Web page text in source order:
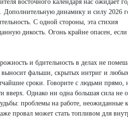
восточного календаря нас ожидает
динамику и силу 2026
С одной стороны, эта стихия
дикость. Огонь крайне опасен,
и бдительность в делах не
выносит фальши, скрытых интриг и
сроки. Говорите с людьми прямо,
вверх. Однако ни одна большая сила не
проблемы на работе, неожиданные
провал может стать топливом для